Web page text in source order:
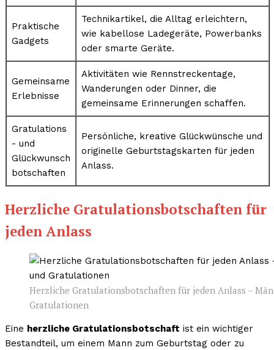
Praktische
Gadgets
Technikartikel, die Alltag erleichtern,
wie kabellose Ladegeräte, Powerbanks
oder smarte Geräte.
Gemeinsame
Erlebnisse
Aktivitäten wie Rennstreckentage,
Wanderungen oder Dinner, die
gemeinsame Erinnerungen schaffen.
Gratulations
- und
Glückwunsch
botschaften
Persönliche, kreative Glückwünsche und
originelle Geburtstagskarten für jeden
Anlass.
Herzliche Gratulationsbotschaften für
jeden Anlass
Herzliche Gratulationsbotschaften für jeden Anlass –
Gratulationen
Eine herzliche Gratulationsbotschaft ist ein wichtiger
Bestandteil, um einem Mann zum Geburtstag oder zu